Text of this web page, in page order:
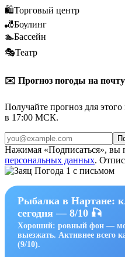
🛍️Торговый центр
🎳Боулинг
🏊Бассейн
🎭Театр
✉️ Прогноз погоды на почту
Получайте прогноз для
в 17:00 МСК.
Нажимая «Подписаться», вы
персональных данных.
Рыбалка в Нартане:
сегодня — 8/10 🎣
Хороший: ровный фон —
выезжать. Активнее всего
(9/10).